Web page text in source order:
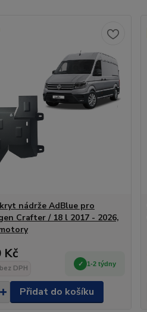
nádrže AdBlue pro
Crafter / 18 l 2017 - 2026,
Kč
DPH
1-2 týdny
Přidat do košíku